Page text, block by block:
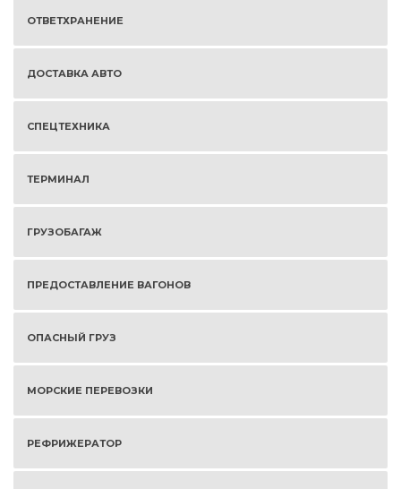
ОТВЕТХРАНЕНИЕ
ДОСТАВКА АВТО
СПЕЦТЕХНИКА
ТЕРМИНАЛ
ГРУЗОБАГАЖ
ПРЕДОСТАВЛЕНИЕ ВАГОНОВ
ОПАСНЫЙ ГРУЗ
МОРСКИЕ ПЕРЕВОЗКИ
РЕФРИЖЕРАТОР